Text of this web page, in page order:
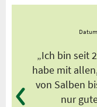
„Ich bin seit
habe mit
von Salben
nur